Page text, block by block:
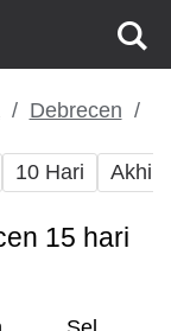
Debrecen
10 Hari Akhir
15 hari